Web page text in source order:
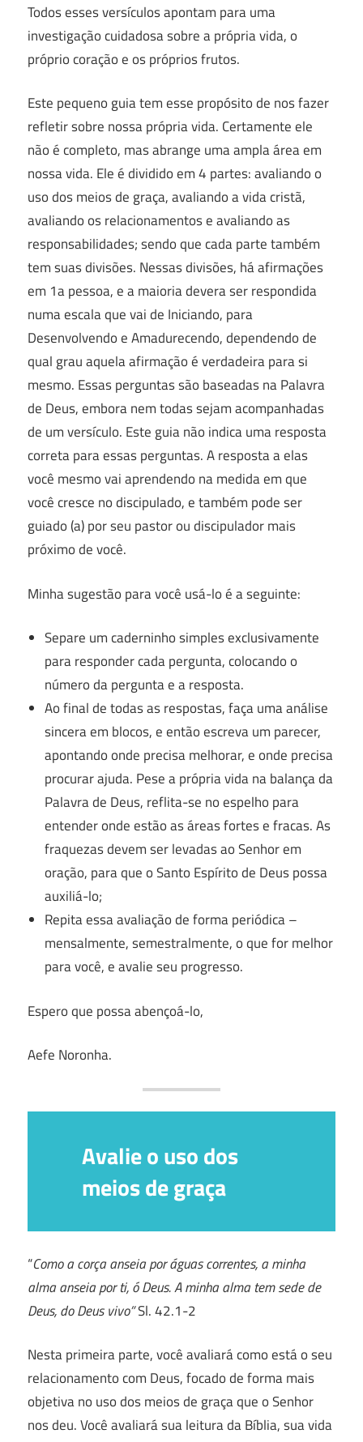
Todos esses versículos apontam para uma
investigação cuidadosa sobre a própria vida, o
próprio coração e os próprios frutos.
Este pequeno guia tem esse propósito de nos fazer
refletir sobre nossa própria vida. Certamente ele
não é completo, mas abrange uma ampla área em
nossa vida. Ele é dividido em 4 partes: avaliando o
uso dos meios de graça, avaliando a vida cristã,
avaliando os relacionamentos e avaliando as
responsabilidades; sendo que cada parte também
tem suas divisões. Nessas divisões, há afirmações
em 1a pessoa, e a maioria devera ser respondida
numa escala que vai de Iniciando, para
Desenvolvendo e Amadurecendo, dependendo de
qual grau aquela afirmação é verdadeira para si
mesmo. Essas perguntas são baseadas na Palavra
de Deus, embora nem todas sejam acompanhadas
de um versículo. Este guia não indica uma resposta
correta para essas perguntas. A resposta a elas
você mesmo vai aprendendo na medida em que
você cresce no discipulado, e também pode ser
guiado (a) por seu pastor ou discipulador mais
próximo de você.
Minha sugestão para você usá-lo é a seguinte:
Separe um caderninho simples exclusivamente
para responder cada pergunta, colocando o
número da pergunta e a resposta.
Ao final de todas as respostas, faça uma análise
sincera em blocos, e então escreva um parecer,
apontando onde precisa melhorar, e onde precisa
procurar ajuda. Pese a própria vida na balança da
Palavra de Deus, reflita-se no espelho para
entender onde estão as áreas fortes e fracas. As
fraquezas devem ser levadas ao Senhor em
oração, para que o Santo Espírito de Deus possa
auxiliá-lo;
Repita essa avaliação de forma periódica –
mensalmente, semestralmente, o que for melhor
para você, e avalie seu progresso.
Espero que possa abençoá-lo,
Aefe Noronha.
Avalie o uso dos
meios de graça
“Como a corça anseia por águas correntes, a minha
alma anseia por ti, ó Deus. A minha alma tem sede de
Deus, do Deus vivo”Sl. 42.1-2
Nesta primeira parte, você avaliará como está o seu
relacionamento com Deus, focado de forma mais
objetiva no uso dos meios de graça que o Senhor
nos deu. Você avaliará sua leitura da Bíblia, sua vida